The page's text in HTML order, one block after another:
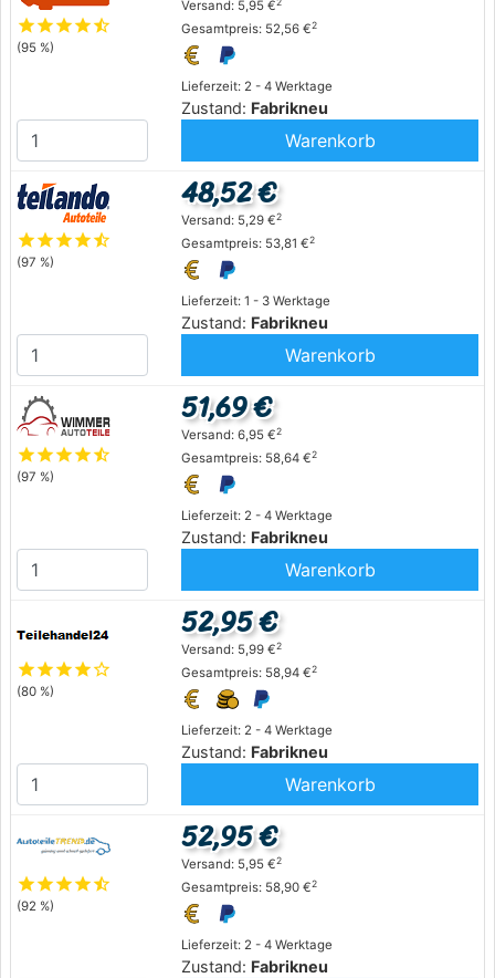
starstarstarstarstar_half
(95 %)
Lieferzeit: 2 - 4 Werktage
Zustand: Fabrikneu
Versand: 5,95 €
Gesamtpreis: 52,56 €2
Warenkorb
starstarstarstarstar_half
(97 %)
Lieferzeit: 1 - 3 Werktage
Zustand: Fabrikneu
48,52 €
Versand: 5,29 €2
Gesamtpreis: 53,81 €2
Warenkorb
starstarstarstarstar_half
(97 %)
Lieferzeit: 2 - 4 Werktage
Zustand: Fabrikneu
51,69 €
Versand: 6,95 €2
Gesamtpreis: 58,64 €2
Warenkorb
starstarstarstarstar_outline
(80 %)
Lieferzeit: 2 - 4 Werktage
Zustand: Fabrikneu
52,95 €
Versand: 5,99 €2
Gesamtpreis: 58,94 €2
Warenkorb
starstarstarstarstar_half
(92 %)
Lieferzeit: 2 - 4 Werktage
Zustand: Fabrikneu
52,95 €
Versand: 5,95 €2
Gesamtpreis: 58,90 €2